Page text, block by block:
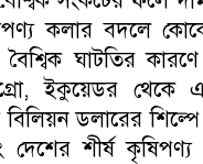
কলার বদলে
ঘাটতির
ইকুয়েডর থেকে
ডলারের শিল্পে
শীর্ষ কৃষিপণ্য